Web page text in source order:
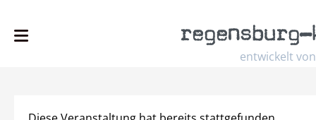
entwickelt von
regensburg–